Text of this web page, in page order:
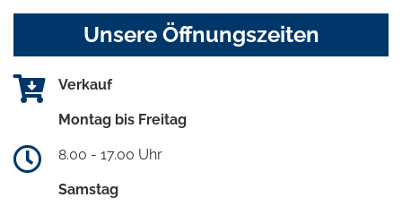
Unsere Öffnungszeiten
Verkauf
Montag bis Freitag
8.00 - 17.00 Uhr
Samstag